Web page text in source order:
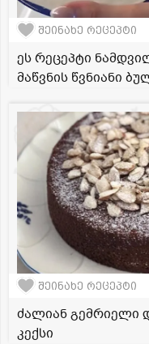
შეინახე რეცეპტი
ეს რეცეპტი
მაწვნის წვნიანი
შეინახე რეცეპტი
ძალიან გემრიელი
კექსი